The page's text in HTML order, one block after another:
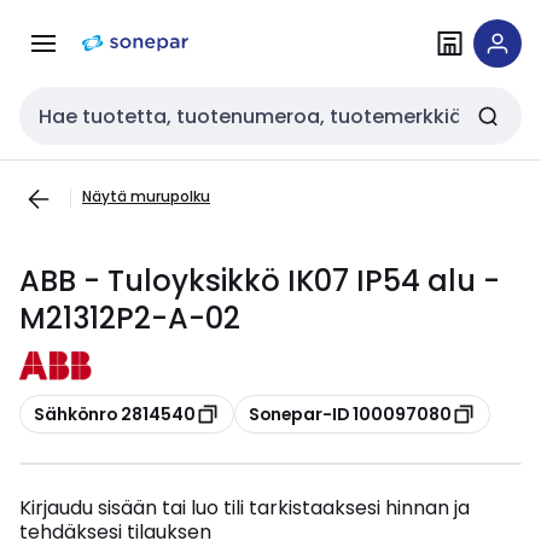
navigointiinsisältöön
Haku
Näytä murupolku
ABB - Tuloyksikkö IK07 IP54 alu -
M21312P2-A-02
Kopioi
Sähkönro 2814540 Kopioi
Sonepar-ID 100097080
Kirjaudu sisään tai luo tili tarkistaaksesi hinnan ja
tehdäksesi tilauksen